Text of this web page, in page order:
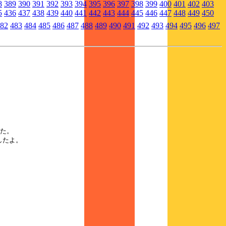
389 390 391 392 393 394 395 396 397 398 399 400 401 402 403
436 437 438 439 440 441 442 443 444 445 446 447 448 449 450
483 484 485 486 487 488 489 490 491 492 493 494 495 496 497
。
よ。